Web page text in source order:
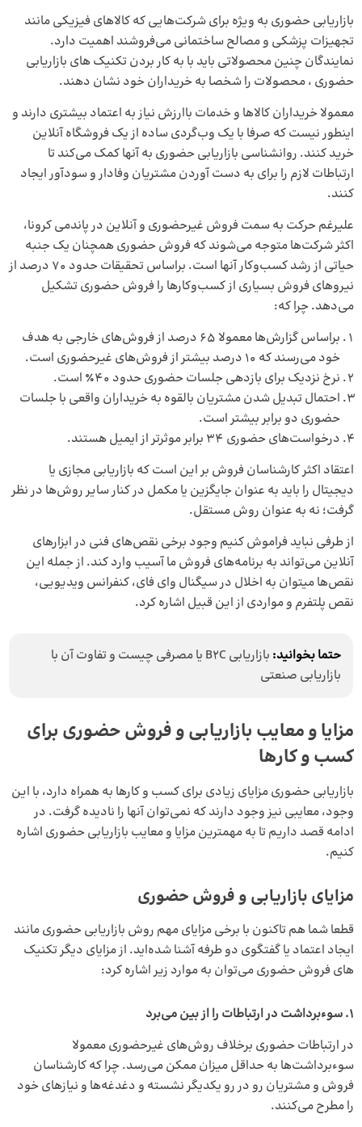
بازاریابی حضوری به ویژه برای شرکت‌هایی که کالاهای فیزیکی مانند
تجهیزات پزشکی و مصالح ساختمانی می‌فروشند اهمیت دارد.
نمایندگان چنین محصولاتی باید با به کار بردن تکنیک های بازاریابی
حضوری ، محصولات را شخصا به خریداران خود نشان دهند.
معمولا خریداران کالاها و خدمات باارزش نیاز به اعتماد بیشتری دارند و
اینطور نیست که صرفا با یک وب‌گردی ساده از یک فروشگاه آنلاین
خرید کنند. روانشناسی بازاریابی حضوری به آنها کمک می‌کند تا
ارتباطات لازم را برای به دست آوردن مشتریان وفادار و سودآور ایجاد
کنند.
علیرغم حرکت به سمت فروش غیرحضوری و آنلاین در پاندمی کرونا،
اکثر شرکت‌ها متوجه می‌شوند که فروش حضوری همچنان یک جنبه
حیاتی از رشد کسب‌وکار آنها است. براساس تحقیقات حدود 70 درصد از
نیروهای فروش بسیاری از کسب‌وکارها را فروش حضوری تشکیل
می‌دهد. چرا که:
براساس گزارش‌ها معمولا 65 درصد از فروش‌های خارجی به هدف
خود می‌رسند که 10 درصد بیشتر از فروش‌های غیرحضوری است.
نرخ نزدیک برای بازدهی جلسات حضوری حدود 40٪ است.
احتمال تبدیل شدن مشتریان بالقوه به خریداران واقعی با جلسات
حضوری دو برابر بیشتر است.
درخواست‌های حضوری 34 برابر موثرتر از ایمیل هستند.
اعتقاد اکثر کارشناسان فروش بر این است که بازاریابی مجازی یا
دیجیتال را باید به عنوان جایگزین یا مکمل در کنار سایر روش‌ها در نظر
گرفت؛ نه به عنوان روش مستقل.
از طرفی نباید فراموش کنیم وجود برخی نقص‌های فنی در ابزارهای
آنلاین می‌تواند به برنامه‌های فروش ما آسیب وارد کند. از جمله این
نقص‌ها می­توان به اخلال در سیگنال وای فای، کنفرانس ویدیویی،
نقص پلتفرم و مواردی از این قبیل اشاره کرد.
حتما بخوانید:
بازاریابی B2C یا مصرفی چیست و تفاوت آن با
بازاریابی صنعتی
مزایا و معایب بازاریابی و فروش حضوری برای
کسب‌ و کارها
بازاریابی حضوری مزایای زیادی برای کسب و کارها به همراه دارد، با این
وجود، معایبی نیز وجود دارند که نمی‌توان آنها را نادیده گرفت. در
ادامه قصد داریم تا به مهمترین مزایا و معایب بازاریابی حضوری اشاره
کنیم.
مزایای بازاریابی و فروش حضوری
قطعا شما هم تاکنون با برخی مزایای مهم روش بازاریابی حضوری مانند
ایجاد اعتماد یا گفتگوی دو طرفه آشنا شده‌اید. از مزایای دیگر تکنیک
های فروش حضوری می‌توان به موارد زیر اشاره کرد:
1. سوءبرداشت در ارتباطات را از بین می‌برد
در ارتباطات حضوری برخلاف روش‌های غیرحضوری معمولا
سوءبرداشت‌ها به حداقل میزان ممکن می‌رسد. چرا که کارشناسان
فروش و مشتریان رو در رو یکدیگر نشسته و دغدغه‌ها و نیازهای خود
را مطرح می‌کنند.